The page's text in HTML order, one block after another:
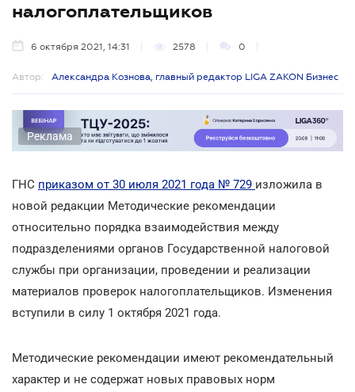
налогоплательщиков
6 октября 2021, 14:31 2578 0
Автор: Александра Кознова, главный редактор LIGA ZAKON Бизнес
Реклама
ГНС приказом от 30 июля 2021 года № 729 изложила в
новой редакции Методические рекомендации
относительно порядка взаимодействия между
подразделениями органов Государственной налоговой
службы при организации, проведении и реализации
материалов проверок налогоплательщиков. Изменения
вступили в силу 1 октября 2021 года.
Методические рекомендации имеют рекомендательный
характер и не содержат новых правовых норм